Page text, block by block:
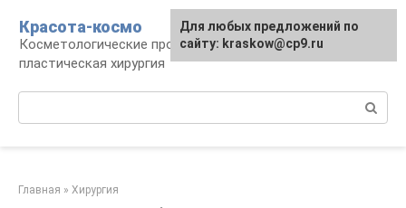
контенту
Красота-космо
Косметологические процедуры,
пластическая хирургия
Главная » Хирургия
Для любых предложений по
сайту: kraskow@cp9.ru